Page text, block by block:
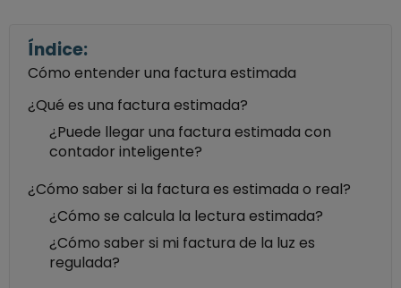
Índice:
Cómo entender una factura estimada
¿Qué es una factura estimada?
¿Puede llegar una factura estimada con
contador inteligente?
¿Cómo saber si la factura es estimada o real?
¿Cómo se calcula la lectura estimada?
¿Cómo saber si mi factura de la luz es
regulada?